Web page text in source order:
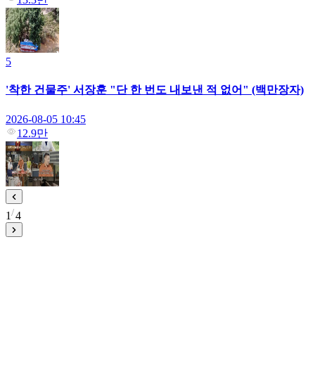
5
'착한 건물주' 서장훈 "단 한 번도 내보낸 적 없어" (백만장자)
2026-08-05 10:45
12.9만
1 4